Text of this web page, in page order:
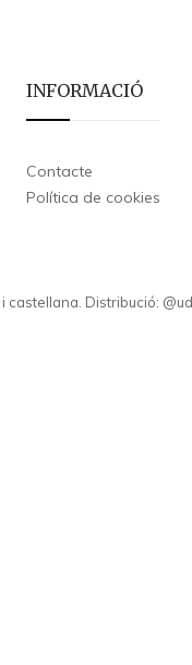
INFORMACIÓ
Contacte
Política de cookies
Distribució: